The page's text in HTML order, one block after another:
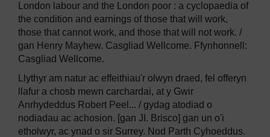
London labour and the London poor : a cyclopaedia of
the condition and earnings of those that will work,
those that cannot work, and those that will not work. /
gan Henry Mayhew. Casgliad Wellcome. Ffynhonnell:
Casgliad Wellcome.
Llythyr am natur ac effeithiau'r olwyn draed, fel offeryn
llafur a chosb mewn carchardai, at y Gwir
Anrhydeddus Robert Peel... / gydag atodiad o
nodiadau ac achosion. [gan JI. Brisco] gan un o'i
etholwyr, ac ynad o sir Surrey. Nod Parth Cyhoeddus.